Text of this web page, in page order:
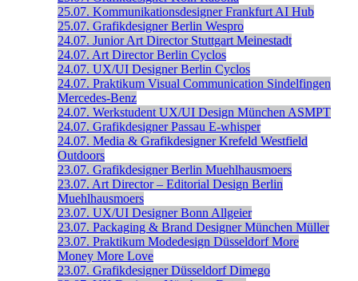
25.07. Kommunikationsdesigner Frankfurt AI Hub
25.07. Grafikdesigner Berlin Wespro
24.07. Junior Art Director Stuttgart Meinestadt
24.07. Art Director Berlin Cyclos
24.07. UX/UI Designer Berlin Cyclos
24.07. Praktikum Visual Communication Sindelfingen
Mercedes-Benz
24.07. Werkstudent UX/UI Design München ASMPT
24.07. Grafikdesigner Passau E-whisper
24.07. Media & Grafikdesigner Krefeld Westfield
Outdoors
23.07. Grafikdesigner Berlin Muehlhausmoers
23.07. Art Director – Editorial Design Berlin
Muehlhausmoers
23.07. UX/UI Designer Bonn Allgeier
23.07. Packaging & Brand Designer München Müller
23.07. Praktikum Modedesign Düsseldorf More
Money More Love
23.07. Grafikdesigner Düsseldorf Dimego